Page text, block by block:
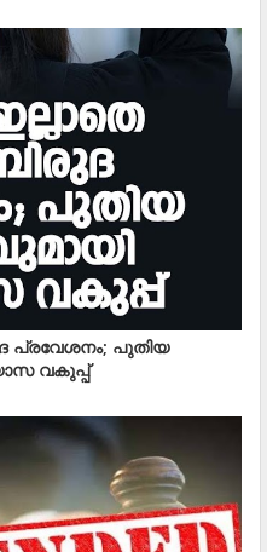
പ്രവേശനം; പുതിയ
വകുപ്പ്